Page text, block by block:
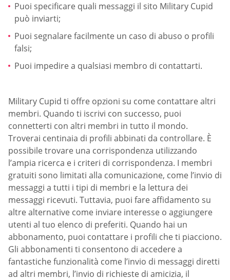
Puoi specificare quali messaggi il sito Military Cupid
può inviarti;
Puoi segnalare facilmente un caso di abuso o profili
falsi;
Puoi impedire a qualsiasi membro di contattarti.
Military Cupid ti offre opzioni su come contattare altri
membri. Quando ti iscrivi con successo, puoi
connetterti con altri membri in tutto il mondo.
Troverai centinaia di profili abbinati da controllare. È
possibile trovare una corrispondenza utilizzando
l’ampia ricerca e i criteri di corrispondenza. I membri
gratuiti sono limitati alla comunicazione, come l’invio di
messaggi a tutti i tipi di membri e la lettura dei
messaggi ricevuti. Tuttavia, puoi fare affidamento su
altre alternative come inviare interesse o aggiungere
utenti al tuo elenco di preferiti. Quando hai un
abbonamento, puoi contattare i profili che ti piacciono.
Gli abbonamenti ti consentono di accedere a
fantastiche funzionalità come l’invio di messaggi diretti
ad altri membri, l’invio di richieste di amicizia, il